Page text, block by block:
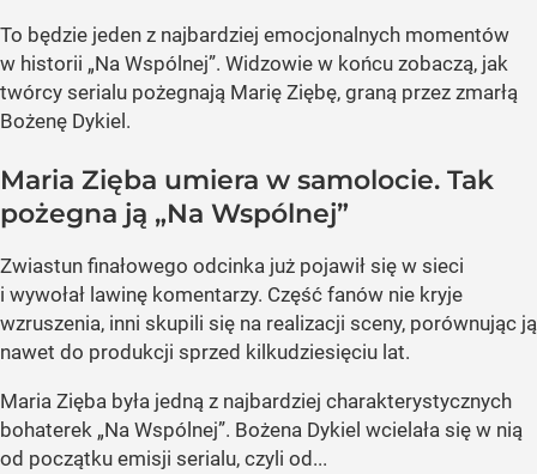
To będzie jeden z najbardziej emocjonalnych momentów
w historii „Na Wspólnej”. Widzowie w końcu zobaczą, jak
twórcy serialu pożegnają Marię Ziębę, graną przez zmarłą
Bożenę Dykiel.
Maria Zięba umiera w samolocie. Tak
pożegna ją „Na Wspólnej”
Zwiastun finałowego odcinka już pojawił się w sieci
i wywołał lawinę komentarzy. Część fanów nie kryje
wzruszenia, inni skupili się na realizacji sceny, porównując ją
nawet do produkcji sprzed kilkudziesięciu lat.
Maria Zięba była jedną z najbardziej charakterystycznych
bohaterek „Na Wspólnej”. Bożena Dykiel wcielała się w nią
od początku emisji serialu, czyli od...